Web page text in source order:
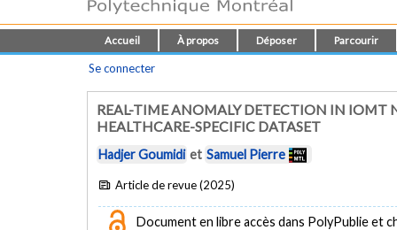
Accueil À propos Déposer Parcourir
Se connecter
REAL-TIME ANOMALY DETECTION IN IOMT
HEALTHCARE-SPECIFIC DATASET
Hadjer Goumidi et Samuel Pierre
Article de revue (2025)
Document en libre accès dans PolyPublie et